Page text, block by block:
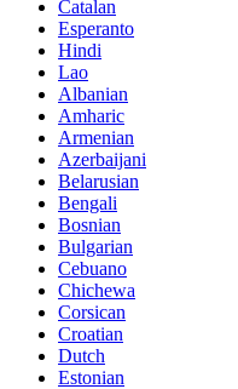
Catalan
Esperanto
Hindi
Lao
Albanian
Amharic
Armenian
Azerbaijani
Belarusian
Bengali
Bosnian
Bulgarian
Cebuano
Chichewa
Corsican
Croatian
Dutch
Estonian